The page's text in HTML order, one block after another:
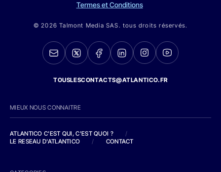
Termes et Conditions
© 2026 Talmont Media SAS. tous droits réservés.
TOUSLESCONTACTS@ATLANTICO.FR
MIEUX NOUS CONNAITRE
ATLANTICO C'EST QUI, C'EST QUOI ?
/
LE RESEAU D'ATLANTICO
/ CONTACT